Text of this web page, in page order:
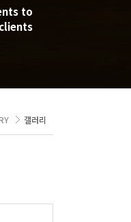
to
갤러리